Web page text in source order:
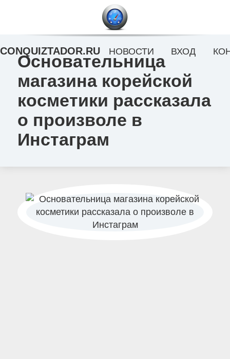
Основательница
магазина корейской
косметики рассказала
о произволе в
Инстаграм
CONQUIZTADOR.RU НОВОСТИ ВХОД